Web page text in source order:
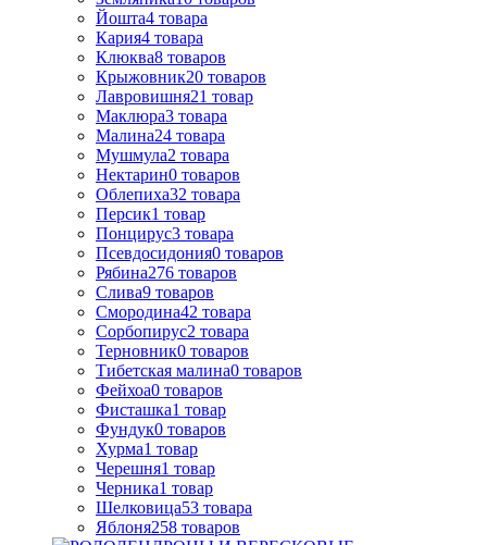
Йошта4 товара
Кария4 товара
Клюква8 товаров
Крыжовник20 товаров
Лавровишня21 товар
Маклюра3 товара
Малина24 товара
Мушмула2 товара
Нектарин0 товаров
Облепиха32 товара
Персик1 товар
Понцирус3 товара
Псевдосидония0 товаров
Рябина276 товаров
Слива9 товаров
Смородина42 товара
Сорбопирус2 товара
Терновник0 товаров
Тибетская малина0 товаров
Фейхоа0 товаров
Фисташка1 товар
Фундук0 товаров
Хурма1 товар
Черешня1 товар
Черника1 товар
Шелковица53 товара
Яблоня258 товаров